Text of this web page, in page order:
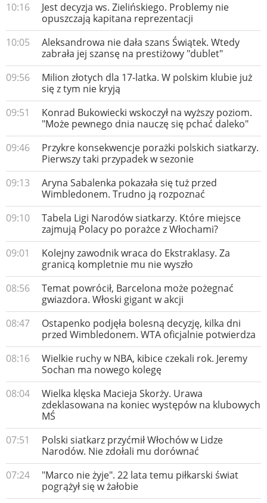
10:16
Jest decyzja ws. Zielińskiego. Problemy nie
opuszczają kapitana reprezentacji
10:05
Aleksandrowa nie dała szans Świątek. Wtedy
zabrała jej szansę na prestiżowy "dublet"
09:56
Milion złotych dla 17-latka. W polskim klubie już
się z tym nie kryją
09:51
Konrad Bukowiecki wskoczył na wyższy poziom.
"Może pewnego dnia nauczę się pchać daleko"
09:46
Przykre konsekwencje porażki polskich siatkarzy.
Pierwszy taki przypadek w sezonie
09:13
Aryna Sabalenka pokazała się tuż przed
Wimbledonem. Trudno ją rozpoznać
09:10
Tabela Ligi Narodów siatkarzy. Które miejsce
zajmują Polacy po porażce z Włochami?
09:01
Kolejny zawodnik wraca do Ekstraklasy. Za
granicą kompletnie mu nie wyszło
08:56
Temat powrócił, Barcelona może pożegnać
gwiazdora. Włoski gigant w akcji
08:47
Ostapenko podjęła bolesną decyzję, kilka dni
przed Wimbledonem. WTA oficjalnie potwierdza
08:16
Wielkie ruchy w NBA, kibice czekali rok. Jeremy
Sochan ma nowego kolegę
08:04
Wielka klęska Macieja Skorży. Urawa
zdeklasowana na koniec występów na klubowych
MŚ
07:51
Polski siatkarz przyćmił Włochów w Lidze
Narodów. Nie zdołali mu dorównać
07:24
"Marco nie żyje". 22 lata temu piłkarski świat
pogrążył się w żałobie